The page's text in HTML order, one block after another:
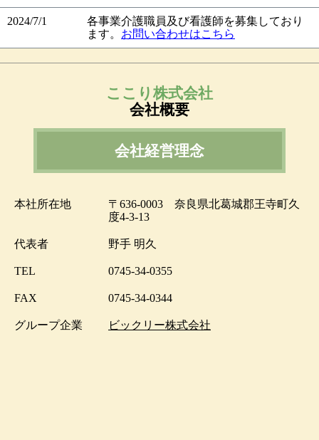
2024/7/1
各事業介護職員及び看護師を募集しており
ます。 お問い合わせはこちら
ここり株式会社
会社概要
会社経営理念
本社所在地
〒636-0003 奈良県北葛城郡王寺町久
度4-3-13
代表者 野手 明久
TEL 0745-34-0355
FAX 0745-34-0344
グループ企業 ビックリー株式会社